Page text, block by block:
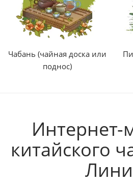
Чабань (чайная доска или
поднос)
Интернет-
китайского